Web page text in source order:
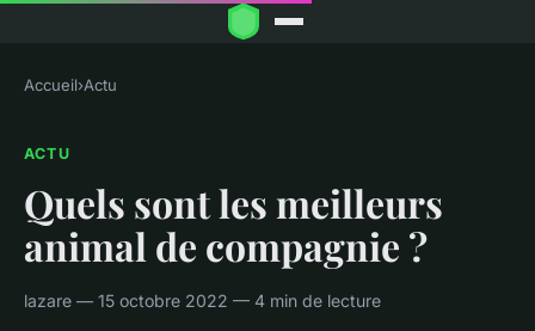
Accueil›Actu
ACTU
Quels sont les meilleurs
animal de compagnie ?
lazare — 15 octobre 2022 — 4 min de lecture